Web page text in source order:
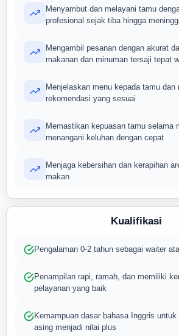
Menyambut dan melayani tamu
profesional sejak tiba hingga
Mengambil pesanan dengan akurat
makanan dan minuman tersaji tepat
Menjelaskan menu kepada tamu dan
rekomendasi yang sesuai
Memastikan kepuasan tamu selama
menangani keluhan dengan cepat
Menjaga kebersihan dan kerapihan
makan
Kualifikasi
Pengalaman 0-2 tahun sebagai waiter
Penampilan rapi, ramah, dan memiliki
pelayanan yang baik
Kemampuan dasar bahasa Inggris
asing menjadi nilai plus